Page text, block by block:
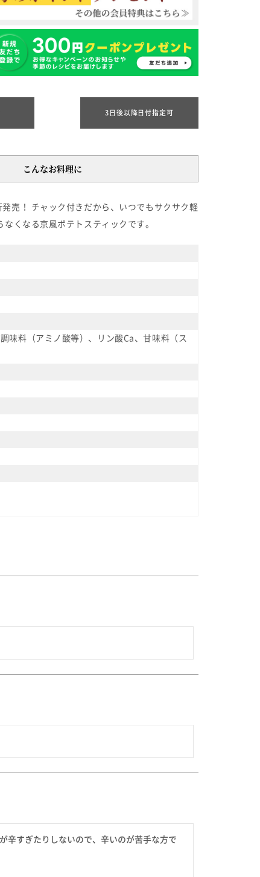
3日後以降日付指定可
こんなお料理に
売！ チャック付きだから、いつでもサクサク軽
くなる京風ポテトスティックです。
味料（アミノ酸等）、リン酸Ca、甘味料（ス
辛すぎたりしないので、辛いのが苦手な方で